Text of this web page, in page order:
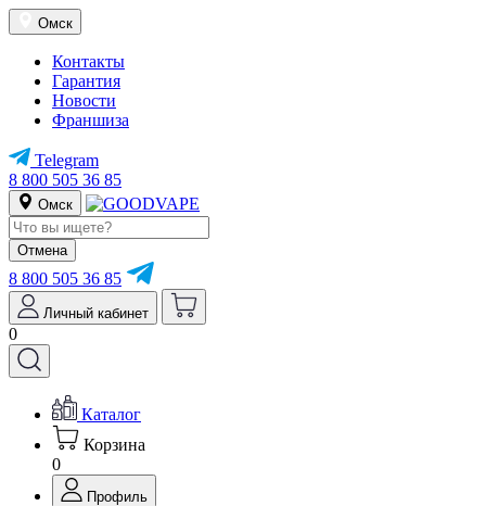
Омск
Контакты
Гарантия
Новости
Франшиза
Telegram
8 800 505 36 85
Омск
Отмена
8 800 505 36 85
Личный кабинет
0
Каталог
Корзина
0
Профиль